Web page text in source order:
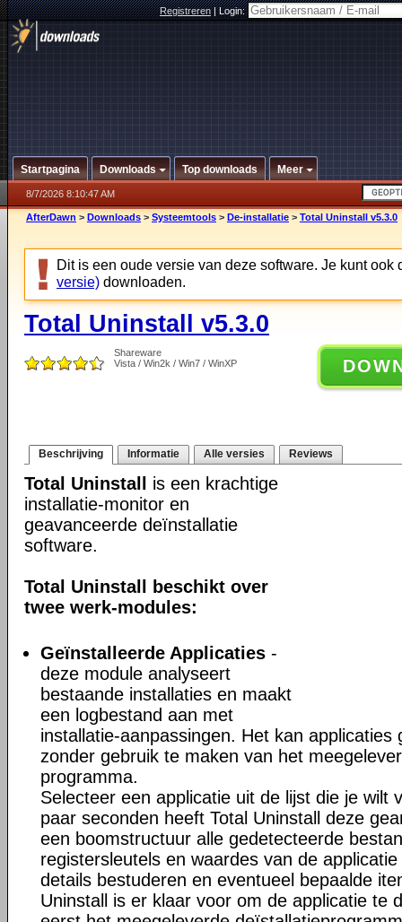
Registreren|Login:
Startpagina Downloads Top downloads Meer
8/7/2026 8:10:47 AM
AfterDawn > Downloads > Systeemtools > De-installatie > Total Uninstall v5.3.0
Dit is een oude versie van deze software. Je kunt ook
versie) downloaden.
Total Uninstall v5.3.0
Shareware
Vista / Win2k / Win7 / WinXP
Beschrijving Informatie Alle versies Reviews
Total Uninstall
is een krachtige
installatie-monitor en
geavanceerde deïnstallatie
software.
Total Uninstall beschikt over
twee werk-modules:
Geïnstalleerde Applicaties -
deze module analyseert
bestaande installaties en maakt
een logbestand aan met
installatie-aanpassingen. Het kan applicaties
zonder gebruik te maken van het
programma.
Selecteer een applicatie uit de lijst die je wilt
paar seconden heeft Total Uninstall deze
een boomstructuur alle gedetecteerde
registersleutels en waardes van de
details bestuderen en eventueel bepaalde
Uninstall is er klaar voor om de applicatie te